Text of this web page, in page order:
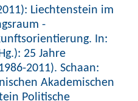
Liechtenstein im
-
In:
25 Jahre
2011). Schaan:
Akademischen
Politische